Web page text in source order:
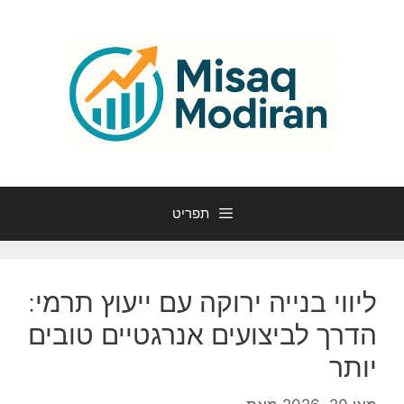
תפריט
ליווי בנייה ירוקה עם ייעוץ תרמי:
הדרך לביצועים אנרגטיים טובים
יותר